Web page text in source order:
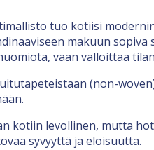
tuo kotiisi
makuun
vaan valloittaa
(non-
kotiin levollinen, mutta
syvyyttä ja eloisuutta.